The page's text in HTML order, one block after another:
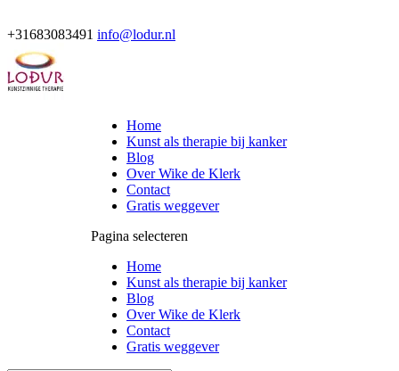
+31683083491 info@lodur.nl
Home
Kunst als therapie bij kanker
Blog
Over Wike de Klerk
Contact
Gratis weggever
Pagina selecteren
Home
Kunst als therapie bij kanker
Blog
Over Wike de Klerk
Contact
Gratis weggever